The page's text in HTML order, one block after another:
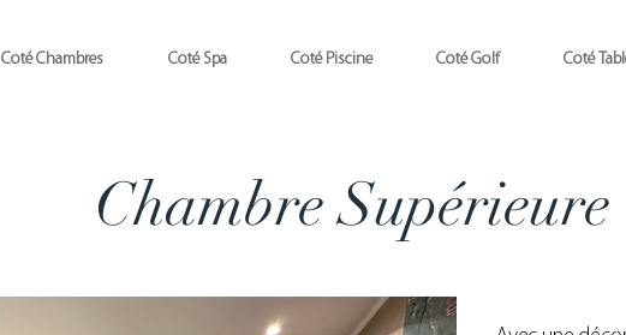
Côté Chambres Côté Spa Côté Piscine Côté Golf Côté
Chambre Supérieure